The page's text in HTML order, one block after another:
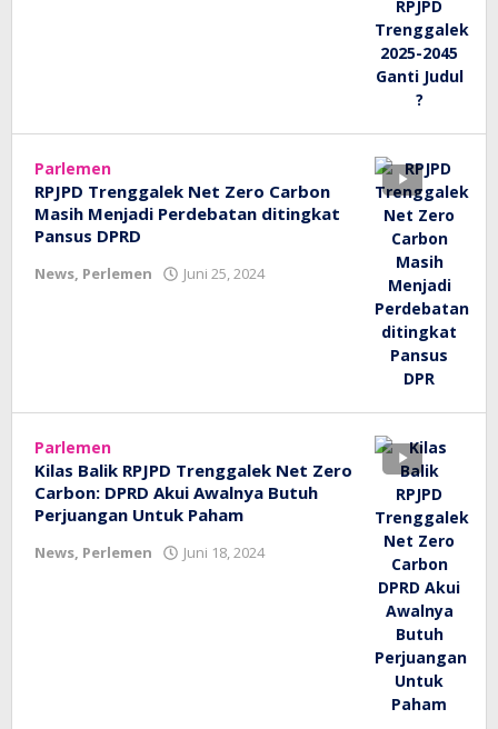
Parlemen
RPJPD Trenggalek Net Zero Carbon
Masih Menjadi Perdebatan ditingkat
Pansus DPRD
News, Perlemen Juni 25, 2024
Parlemen
Kilas Balik RPJPD Trenggalek Net Zero
Carbon: DPRD Akui Awalnya Butuh
Perjuangan Untuk Paham
News, Perlemen Juni 18, 2024